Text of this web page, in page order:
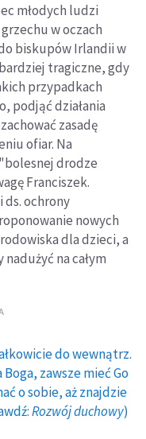
młodych ludzi
w oczach
biskupów Irlandii w
bardziej tragiczne, gdy
przypadkach
podjąć działania
zasadę
ofiar. Na
drodze
Franciszek.
ds. ochrony
nowych
dla dzieci, a
na całym
do wewnątrz.
zawsze mieć Go
o sobie, aż znajdzie
Rozwój duchowy)